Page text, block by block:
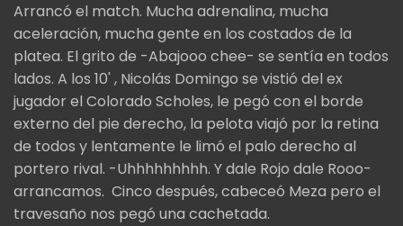
Arrancó el match. Mucha adrenalina, mucha
aceleración, mucha gente en los costados de la
platea. El grito de -Abajooo chee- se sentía en todos
lados. A los 10' , Nicolás Domingo se vistió del ex
jugador el Colorado Scholes, le pegó con el borde
externo del pie derecho, la pelota viajó por la retina
de todos y lentamente le limó el palo derecho al
portero rival. -Uhhhhhhhhh. Y dale Rojo dale Rooo-
arrancamos. Cinco después, cabeceó Meza pero el
travesaño nos pegó una cachetada.